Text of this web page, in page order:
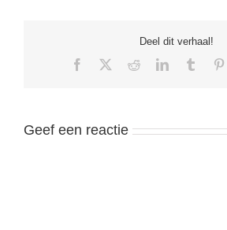
Deel dit verhaal!
Facebook RedditLinkedInTumblr
Geef een reactie